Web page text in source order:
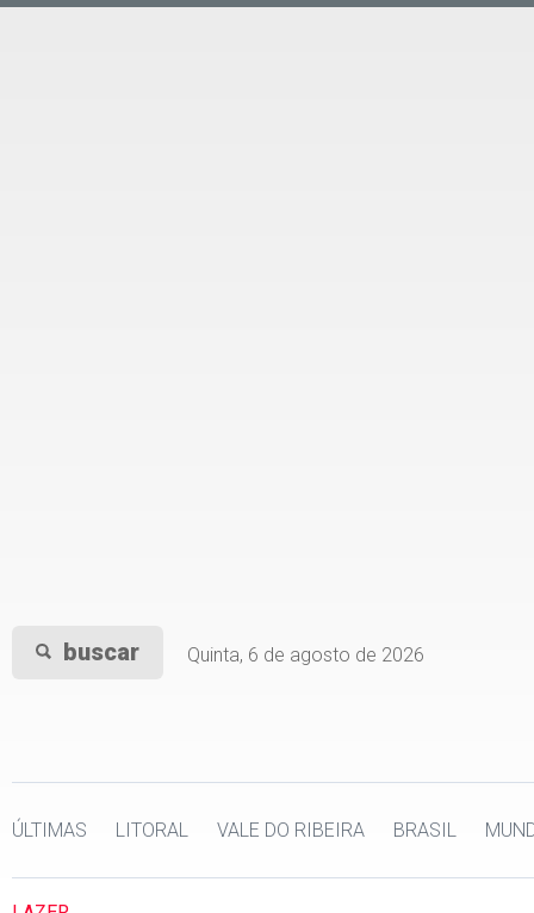
buscar Quinta, 6 de agosto de 2026
ÚLTIMAS LITORAL VALE DO RIBEIRA BRASIL